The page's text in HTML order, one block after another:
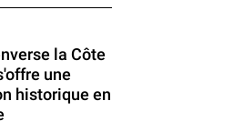
la Côte
une
historique en